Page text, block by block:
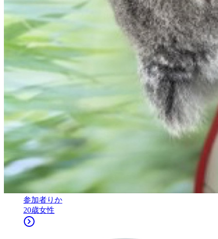
参加者りか
20歳女性